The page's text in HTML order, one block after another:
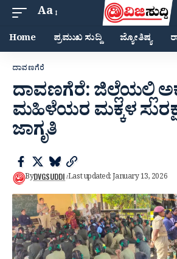
Aa
Home ಪ್ರಮುಖ ಸುದ್ದಿ ಜ್ಯೋತಿಷ್ಯ
ದಾವಣಗೆರೆ
ದಾವಣಗೆರೆ: ಜಿಲ್ಲೆಯಲ್ಲಿ
ಮಹಿಳೆಯರ ಮಕ್ಕಳ
ಜಾಗೃತಿ
ByDVGSUDDI Last updated: January 13, 2026